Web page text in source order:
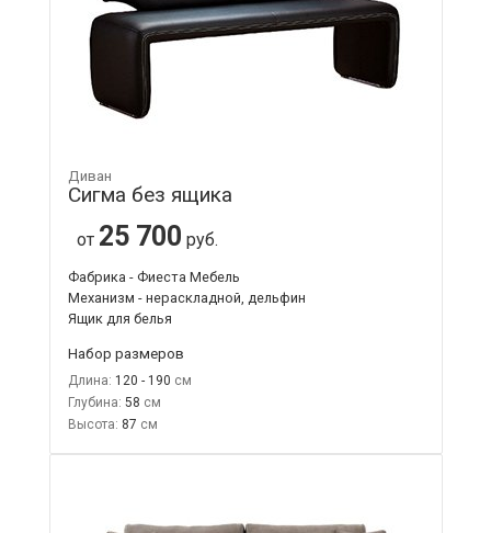
Диван
Сигма без ящика
от 25 700 руб.
Фабрика - Фиеста Мебель
Механизм - нераскладной, дельфин
Ящик для белья
Набор размеров
Длина: 120 - 190
Глубина: 58
Высота: 87